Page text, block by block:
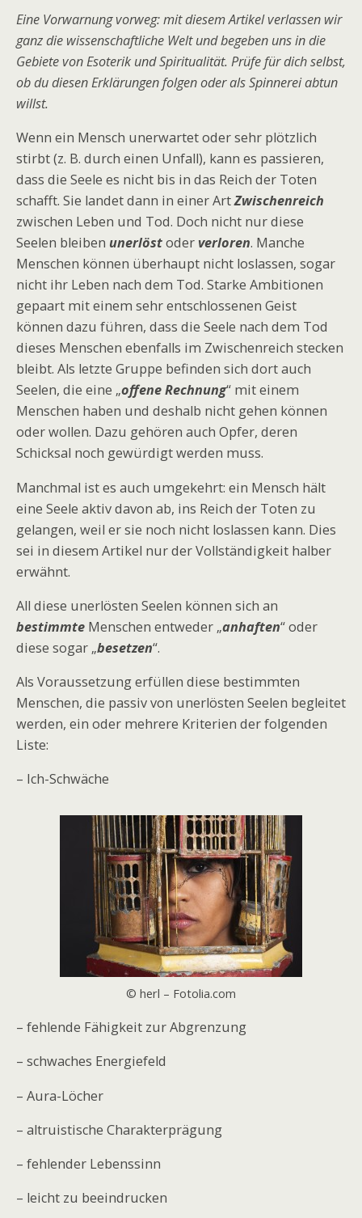
Eine Vorwarnung vorweg: mit diesem Artikel verlassen wir
ganz die wissenschaftliche Welt und begeben uns in die
Gebiete von Esoterik und Spiritualität. Prüfe für dich selbst,
ob du diesen Erklärungen folgen oder als Spinnerei abtun
willst.
Wenn ein Mensch unerwartet oder sehr plötzlich
stirbt (z. B. durch einen Unfall), kann es passieren,
dass die Seele es nicht bis in das Reich der Toten
schafft. Sie landet dann in einer ArtZwischenreich
zwischen Leben und Tod. Doch nicht nur diese
Seelen bleiben unerlöstoder verloren. Manche
Menschen können überhaupt nicht loslassen, sogar
nicht ihr Leben nach dem Tod. Starke Ambitionen
gepaart mit einem sehr entschlossenen Geist
können dazu führen, dass die Seele nach dem Tod
dieses Menschen ebenfalls im Zwischenreich stecken
bleibt. Als letzte Gruppe befinden sich dort auch
Seelen, die eine „offene Rechnung“ mit einem
Menschen haben und deshalb nicht gehen können
oder wollen. Dazu gehören auch Opfer, deren
Schicksal noch gewürdigt werden muss.
Manchmal ist es auch umgekehrt: ein Mensch hält
eine Seele aktiv davon ab, ins Reich der Toten zu
gelangen, weil er sie noch nicht loslassen kann. Dies
sei in diesem Artikel nur der Vollständigkeit halber
erwähnt.
All diese unerlösten Seelen können sich an
bestimmte Menschen entweder „anhaften“ oder
diese sogar „besetzen“.
Als Voraussetzung erfüllen diese bestimmten
Menschen, die passiv von unerlösten Seelen begleitet
werden, ein oder mehrere Kriterien der folgenden
Liste:
– Ich-Schwäche
© herl – Fotolia.com
– fehlende Fähigkeit zur Abgrenzung
– schwaches Energiefeld
– Aura-Löcher
– altruistische Charakterprägung
– fehlender Lebenssinn
– leicht zu beeindrucken